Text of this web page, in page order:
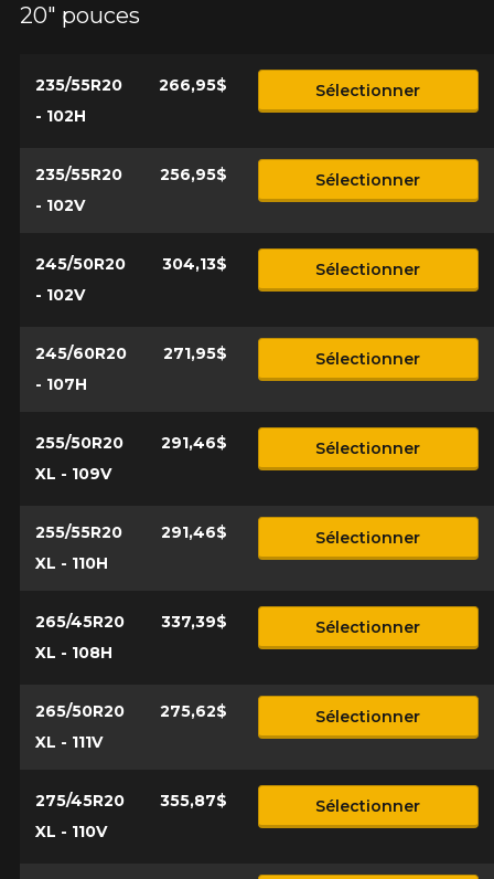
20" pouces
235/55R20
- 102H
266,95$ Sélectionner
235/55R20
- 102V
256,95$ Sélectionner
245/50R20
- 102V
304,13$ Sélectionner
245/60R20
- 107H
271,95$ Sélectionner
255/50R20
XL - 109V
291,46$ Sélectionner
255/55R20
XL - 110H
291,46$ Sélectionner
265/45R20
XL - 108H
337,39$ Sélectionner
265/50R20
XL - 111V
275,62$ Sélectionner
275/45R20
XL - 110V
355,87$ Sélectionner